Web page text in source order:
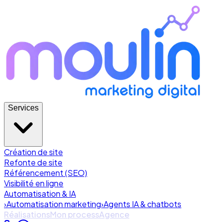
Services
Création de site
Refonte de site
Référencement (SEO)
Visibilité en ligne
Automatisation & IA
›Automatisation marketing›Agents IA & chatbots
RéalisationsMon processAgence